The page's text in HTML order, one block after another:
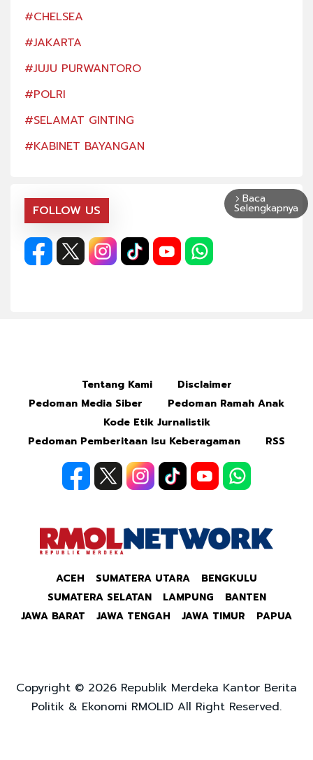
#CHELSEA
#JAKARTA
#JUJU PURWANTORO
#POLRI
#SELAMAT GINTING
#KABINET BAYANGAN
FOLLOW US
arrow_forward_ios Baca
Selengkapnya
Tentang Kami
Disclaimer
Pedoman Media Siber
Pedoman Ramah Anak
Kode Etik Jurnalistik
Pedoman Pemberitaan Isu Keberagaman
RSS
ACEH SUMATERA UTARA
BENGKULU
SUMATERA SELATAN
LAMPUNG
BANTEN
JAWA BARAT
JAWA TENGAH JAWA TIMUR PAPUA
Copyright © 2026 Republik Merdeka Kantor Berita
Politik & Ekonomi RMOLID All Right Reserved.